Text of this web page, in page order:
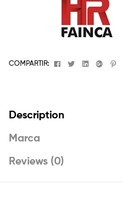
COMPARTIR: FacebookTwitterLinkedin
Description
Marca
Reviews (0)